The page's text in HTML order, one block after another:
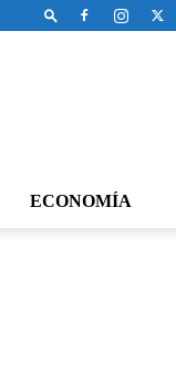
ECONOMÍA